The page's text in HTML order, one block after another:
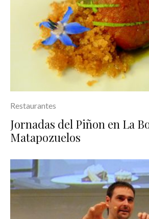
Restaurantes
Jornadas del Piñon en La
Matapozuelos